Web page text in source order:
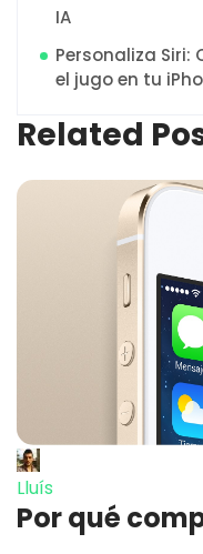
IA
Personaliza
el jugo en tu
Related
Lluís
Por qué